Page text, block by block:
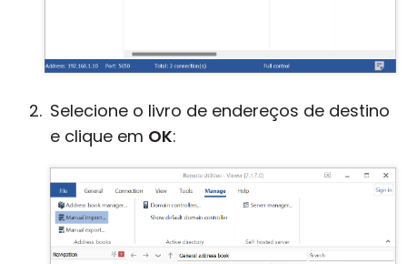
Selecione o livro de endereços de destino
e clique em OK: